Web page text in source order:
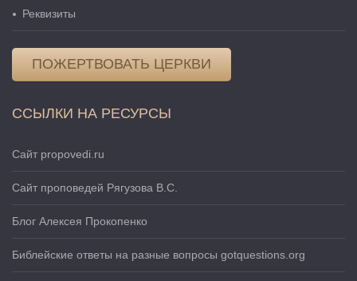
Реквизиты
ПОЖЕРТВОВАТЬ ЦЕРКВИ
ССЫЛКИ НА РЕСУРСЫ
Сайт propovedi.ru
Сайт проповедей Рягузова В.С.
Блог Алексея Прокопенко
Библейские ответы на разные вопросы gotquestions.org